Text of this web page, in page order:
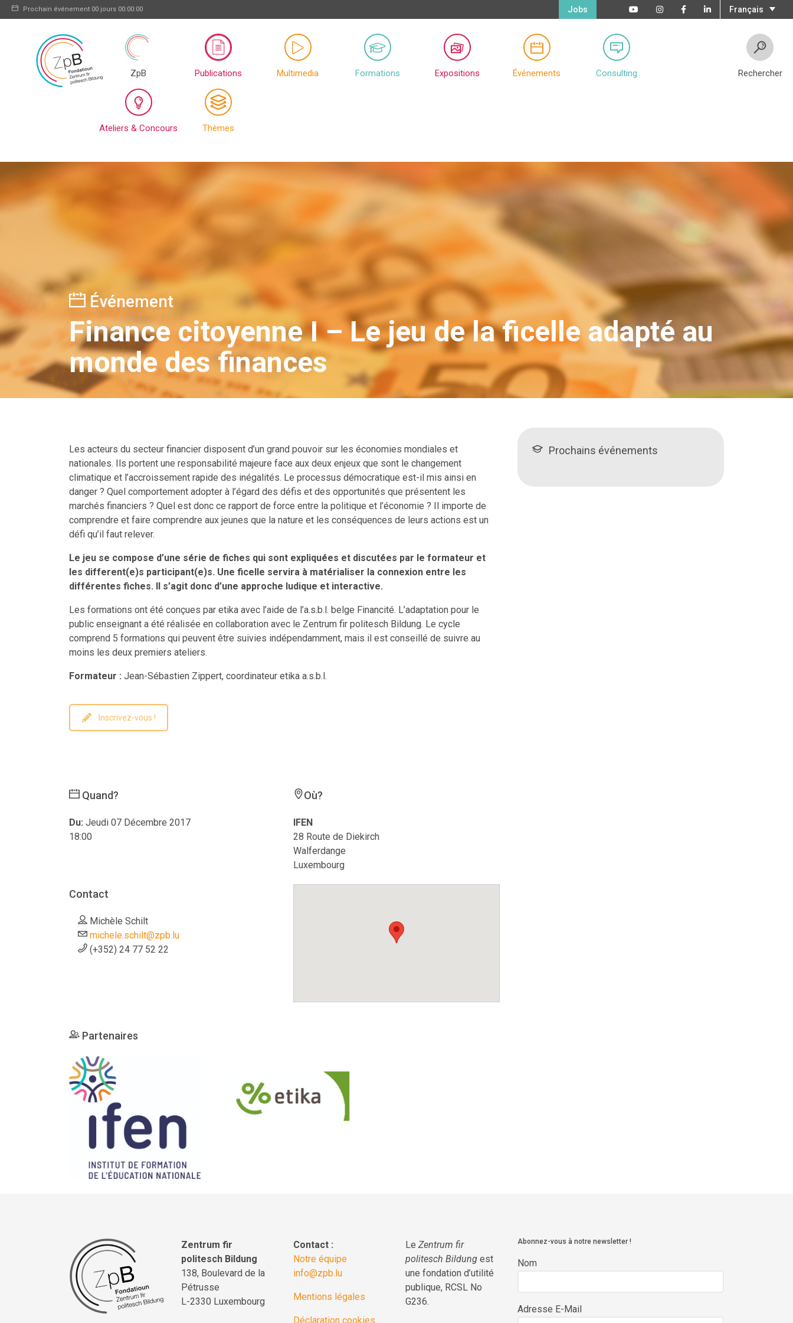
Prochain événement 00 jours 00:00:00 Français
Jobs
ZpB Publications Multimedia Formations Expositions Événements Consulting
Ateliers & Concours Thèmes
Rechercher
Événement
Finance citoyenne I – Le jeu de la ficelle adapté au
monde des finances
Les acteurs du secteur financier disposent d’un grand pouvoir sur les économies mondiales et
nationales. Ils portent une responsabilité majeure face aux deux enjeux que sont le changement
climatique et l’accroissement rapide des inégalités. Le processus démocratique est-il mis ainsi en
danger ? Quel comportement adopter à l’égard des défis et des opportunités que présentent les
marchés financiers ? Quel est donc ce rapport de force entre la politique et l’économie ? Il importe de
comprendre et faire comprendre aux jeunes que la nature et les conséquences de leurs actions est un
défi qu’il faut relever.
Le jeu se compose d’une série de fiches qui sont expliquées et discutées par le formateur et
les different(e)s participant(e)s. Une ficelle servira à matérialiser la connexion entre les
différentes fiches. Il s’agit donc d’une approche ludique et interactive.
Les formations ont été conçues par etika avec l’aide de l’a.s.b.l. belge Financité. L’adaptation pour le
public enseignant a été réalisée en collaboration avec le Zentrum fir politesch Bildung. Le cycle
comprend 5 formations qui peuvent être suivies indépendamment, mais il est conseillé de suivre au
moins les deux premiers ateliers.
Formateur : Jean-Sébastien Zippert, coordinateur etika a.s.b.l.
Inscrivez-vous !
Quand?
Du: Jeudi 07 Décembre 2017
18:00
Contact
Michèle Schilt
michele.schilt@zpb.lu
(+352) 24 77 52 22
Où?
IFEN
28 Route de Diekirch
Walferdange
Luxembourg
Partenaires
Prochains événements
Zentrum fir
politesch Bildung
138, Boulevard de la
Pétrusse
L-2330 Luxembourg
Contact :
Notre équipe
info@zpb.lu
Mentions légales
Déclaration cookies
Le Zentrum fir
politesch Bildung est
une fondation d’utilité
publique, RCSL No
G236.
Abonnez-vous à notre newsletter !
Nom
Adresse E-Mail